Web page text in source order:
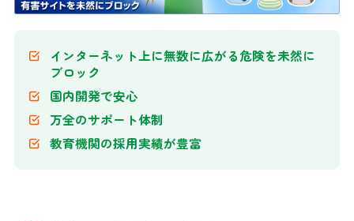
インターネット上に無数に広がる危険を未然に
ブロック
国内開発で安心
万全のサポート体制
教育機関の採用実績が豊富